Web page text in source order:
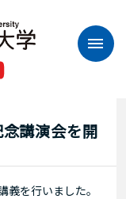
念講演会を開
を行いました。